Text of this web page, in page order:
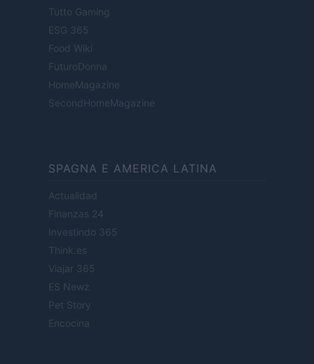
Tutto Gaming
ESG 365
Food Wiki
FuturoDonna
HomeMagazine
SecondHomeMagazine
SPAGNA E AMERICA LATINA
Actualidad
Finanzas 24
Investindo 365
Think.es
Viajar 365
ES Newz
Pet Story
Encocina